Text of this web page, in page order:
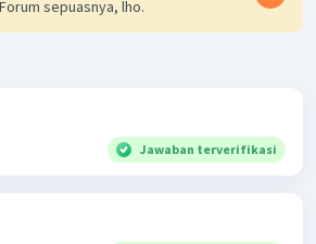
sepuasnya, lho.
Jawaban terverifikasi